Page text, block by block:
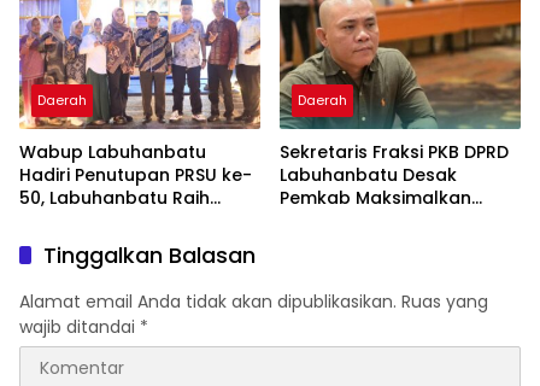
Daerah
Wabup Labuhanbatu
Hadiri Penutupan PRSU ke-
50, Labuhanbatu Raih
Daerah
Sekretaris Fraksi PKB DPRD
Labuhanbatu Desak
Pemkab Maksimalkan
Tinggalkan Balasan
Alamat email Anda tidak akan dipublikasikan. Ruas yang
wajib ditandai *